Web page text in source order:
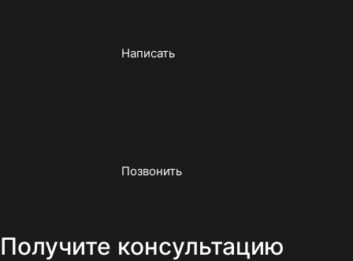
Написать
Позвонить
Получите консультацию